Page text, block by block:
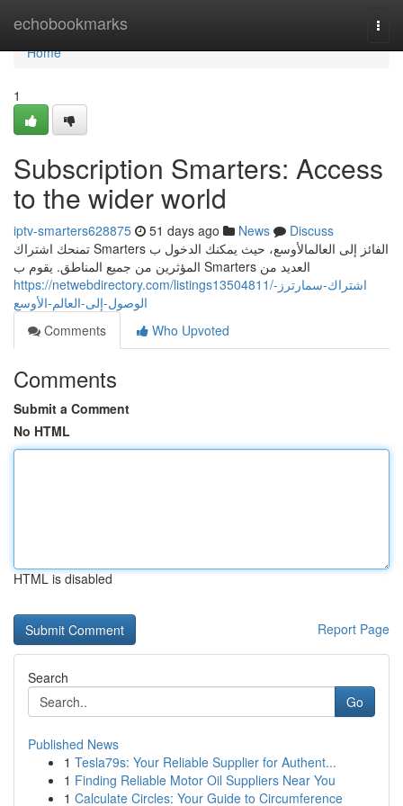
echobookmarks
Home
Home
1
Subscription Smarters: Access
to the wider world
iptv-smarters628875 51 days ago News
Discuss
تمنحك اشتراك Smarters الفائز إلى العالمالأوسع، حيث يمكنك الدخول ب
المؤثرين من جميع المناطق. يقوم ب Smarters العديد من
https://netwebdirectory.com/listings13504811/اشتراك-سمارترز-
الوصول-إلى-العالم-الأوسع
Comments
Who Upvoted
Comments
Submit a Comment
No HTML
HTML is disabled
Report Page
Search
Go
Published News
1 Tesla79s: Your Reliable Supplier for Authent...
1 Finding Reliable Motor Oil Suppliers Near You
1 Calculate Circles: Your Guide to Circumference